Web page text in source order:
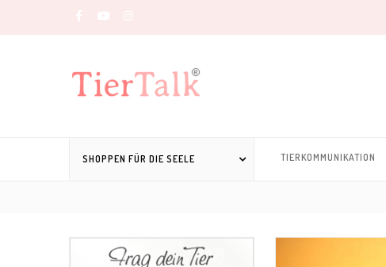
SHOPPEN FÜR DIE SEELE TIERKOMMUNIKATION